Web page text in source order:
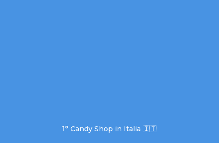
1° Candy Shop in Italia 🇮🇹